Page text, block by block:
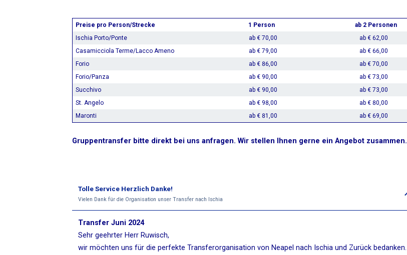
Preise pro Person/Strecke 1 Person
ab 2 Personen
Ischia Porto/Ponte
ab € 70,00
ab € 62,00
Casamicciola Terme/Lacco Ameno
ab € 79,00
ab € 66,00
Forio
ab € 86,00
ab € 70,00
Forio/Panza
ab € 90,00
ab € 73,00
Succhivo
ab € 90,00
ab € 73,00
St. Angelo
ab € 98,00
ab € 80,00
Maronti
ab € 81,00 ab € 69,00
Gruppentransfer bitte direkt bei uns anfragen. Wir stellen Ihnen gerne ein Angebot zusammen.
Tolle Service Herzlich Danke!
Vielen Dank für die Organisation unser Transfer nach Ischia
Transfer Juni 2024
Sehr geehrter Herr Ruwisch,
wir möchten uns für die perfekte Transferorganisation von Neapel nach Ischia und Zurück bedanken.